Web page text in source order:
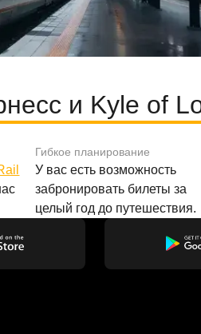
и Kyle of
Гибкое планирование
У вас есть возможность
забронировать билеты за
целый год до путешествия.